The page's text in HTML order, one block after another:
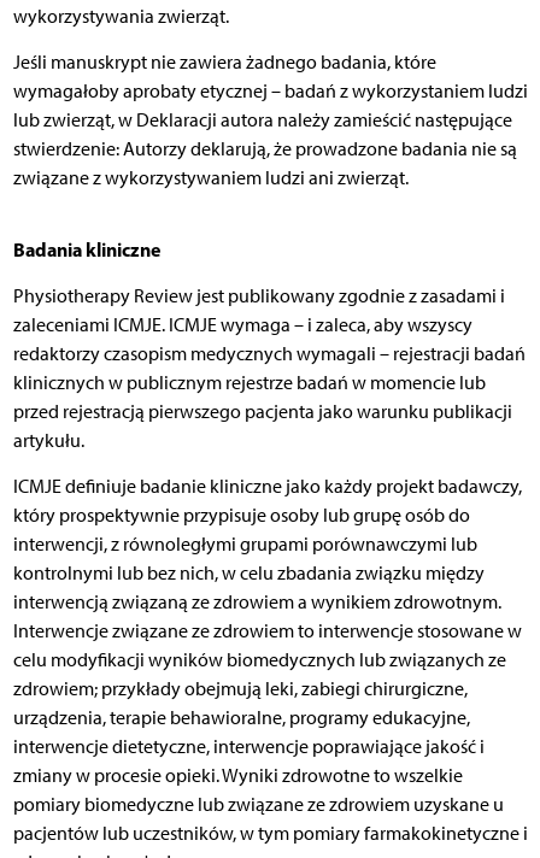
wykorzystywania zwierząt.
Jeśli manuskrypt nie zawiera żadnego badania, które
wymagałoby aprobaty etycznej – badań z wykorzystaniem ludzi
lub zwierząt, w Deklaracji autora należy zamieścić następujące
stwierdzenie: Autorzy deklarują, że prowadzone badania nie są
związane z wykorzystywaniem ludzi ani zwierząt.
Badania kliniczne
Physiotherapy Review jest publikowany zgodnie z zasadami i
zaleceniami ICMJE. ICMJE wymaga – i zaleca, aby wszyscy
redaktorzy czasopism medycznych wymagali – rejestracji badań
klinicznych w publicznym rejestrze badań w momencie lub
przed rejestracją pierwszego pacjenta jako warunku publikacji
artykułu.
ICMJE definiuje badanie kliniczne jako każdy projekt badawczy,
który prospektywnie przypisuje osoby lub grupę osób do
interwencji, z równoległymi grupami porównawczymi lub
kontrolnymi lub bez nich, w celu zbadania związku między
interwencją związaną ze zdrowiem a wynikiem zdrowotnym.
Interwencje związane ze zdrowiem to interwencje stosowane w
celu modyfikacji wyników biomedycznych lub związanych ze
zdrowiem; przykłady obejmują leki, zabiegi chirurgiczne,
urządzenia, terapie behawioralne, programy edukacyjne,
interwencje dietetyczne, interwencje poprawiające jakość i
zmiany w procesie opieki. Wyniki zdrowotne to wszelkie
pomiary biomedyczne lub związane ze zdrowiem uzyskane u
pacjentów lub uczestników, w tym pomiary farmakokinetyczne i